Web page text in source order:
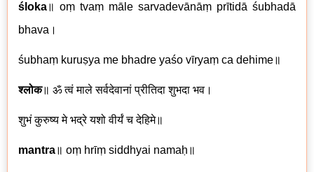
śloka॥ oṃ tvaṃ māle sarvadevānāṃ prītidā śubhadā
bhava ।
śubhaṃ kuruṣya me bhadre yaśo vīryaṃ ca dehime॥
श्लोक॥ ॐ त्वं माले सर्वदेवानां प्रीतिदा शुभदा भव।
शुभं कुरुष्य मे भद्रे यशो वीर्यं च देहिमे॥
mantra॥ oṃ hrīṃ siddhyai namaḥ ॥